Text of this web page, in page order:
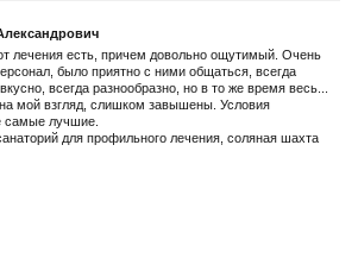
лечения есть, причем довольно ощутимый. Очень
было приятно с ними общаться, всегда
всегда разнообразно, но в то же время весь...
мой взгляд, слишком завышены. Условия
самые лучшие.
для профильного лечения, соляная шахта